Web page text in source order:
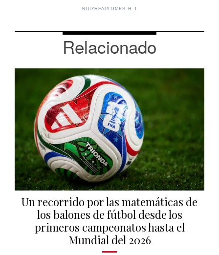
RUIZHEALYTIMES_H_1
Relacionado
Un recorrido por las matemáticas de
los balones de fútbol desde los
primeros campeonatos hasta el
Mundial del 2026